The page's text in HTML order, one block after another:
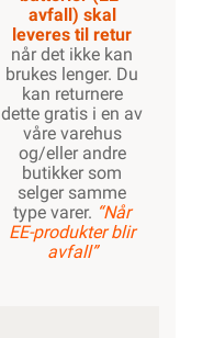
avfall) skal
leveres til retur
når det ikke kan
brukes lenger. Du
kan returnere
dette gratis i en av
våre varehus
og/eller andre
butikker som
selger samme
type varer. “Når
EE-produkter blir
avfall”